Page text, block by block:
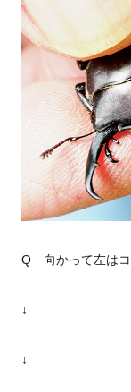
Q 向かって左はコ
↓
↓